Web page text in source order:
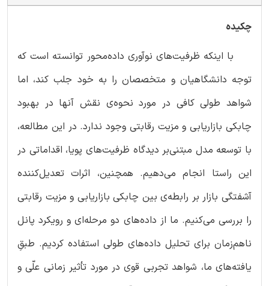
چکیده
با اینکه ظرفیت‌های نوآوری داده‌محور توانسته است که
توجه دانشگاهیان و متخصصان را به خود جلب کند، اما
شواهد طولی کافی در مورد نحوه‌ی نقش آنها در بهبود
چابکی بازاریابی و مزیت رقابتی وجود ندارد. در این مطالعه،
با توسعه مدل مبتنی‌بر دیدگاه ظرفیت‌های پویا، اقداماتی در
این راستا انجام می‌دهیم. همچنین، اثرات تعدیل‌کننده
آشفتگی بازار بر رابطه‌ی بین چابکی بازاریابی و مزیت رقابتی
را بررسی می‌کنیم. ما از داده‌های دو مرحله‌ای و رویکرد پانل
ناهم‌زمان برای تحلیل داده‌های طولی استفاده کردیم. طبقِ
یافته‌های ما، شواهد تجربی قوی در مورد تأثیر زمانی علّی و